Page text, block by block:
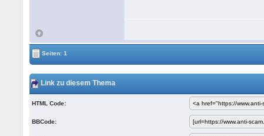
Seiten: 1
Link zu diesem Thema
HTML Code:
BBCode: